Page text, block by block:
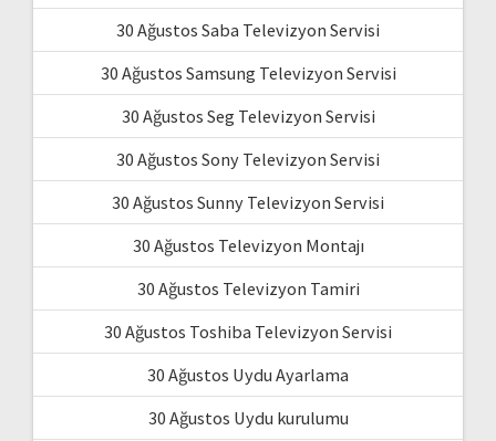
30 Ağustos Saba Televizyon Servisi
30 Ağustos Samsung Televizyon Servisi
30 Ağustos Seg Televizyon Servisi
30 Ağustos Sony Televizyon Servisi
30 Ağustos Sunny Televizyon Servisi
30 Ağustos Televizyon Montajı
30 Ağustos Televizyon Tamiri
30 Ağustos Toshiba Televizyon Servisi
30 Ağustos Uydu Ayarlama
30 Ağustos Uydu kurulumu